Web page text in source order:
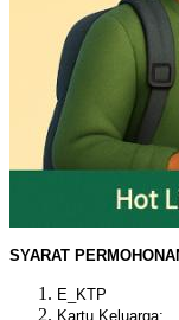
SYARAT
E_KTP
Kartu Keluarga;